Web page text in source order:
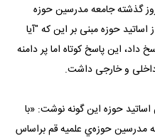
گذشته جامعه مدرسین حوزه
حوزه مبنی بر این که "آیا
داد، این پاسخ کوتاه اما پر دامنه
داخلی و خارجی داشت.
حوزه این گونه نوشت: «با
مدرسين حوزه‌ي علميه قم براساس